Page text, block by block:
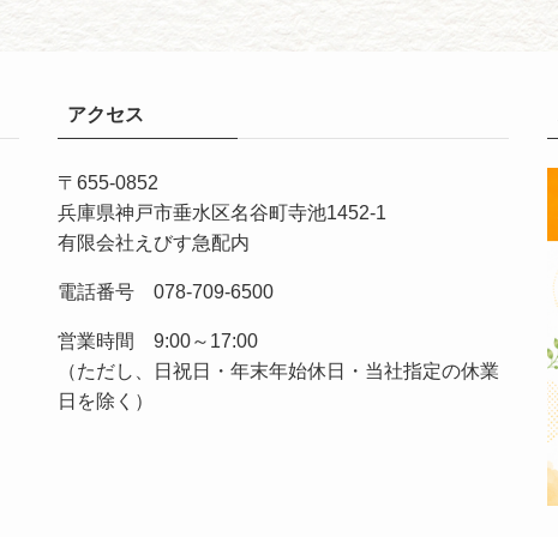
アクセス
〒655-0852
兵庫県神戸市垂水区名谷町寺池1452-1
有限会社えびす急配内
電話番号 078-709-6500
営業時間 9:00～17:00
（ただし、日祝日・年末年始休日・当社指定の休業
日を除く）